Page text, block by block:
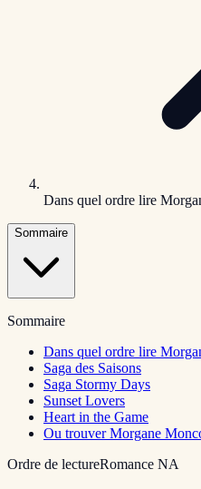
Dans quel ordre lire
Sommaire
Sommaire
Dans quel ordre lire
Saga des Saisons
Saga Stormy Days
Sunset Lovers
Heart in the Game
Ou trouver Morgane
Ordre de lectureRomance NA